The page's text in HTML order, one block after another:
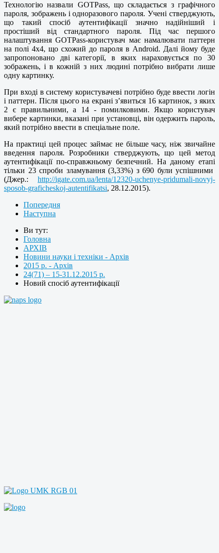
Технологію назвали GOTPass, що складається з графічного
пароля, зображень і одноразового пароля. Учені стверджують,
що такий спосіб аутентифікації значно надійніший і
простіший від стандартного пароля. Під час першого
налаштування GOTPass-користувач має намалювати паттерн
на полі 4х4, що схожий до пароля в Android. Далі йому буде
запропоновано дві категорії, в яких нараховується по 30
зображень, і в кожній з них людині потрібно вибрати лише
одну картинку.
При вході в систему користувачеві потрібно буде ввести логін
і паттерн. Після цього на екрані з’явиться 16 картинок, з яких
2 є правильними, а 14 - помилковими. Якщо користувач
вибере картинки, вказані при установці, він одержить пароль,
який потрібно ввести в спеціальне поле.
На практиці цей процес займає не більше часу, ніж звичайне
введення пароля. Розробники стверджують, що цей метод
аутентифікації по-справжньому безпечний. На даному етапі
тільки 23 спроби зламування (3,33%) з 690 були успішними
(Джер.: http://igate.com.ua/lenta/12320-uchenye-pridumali-novyj-
sposob-graficheskoj-autentifikatsi, 28.12.2015).
Попередня
Наступна
Ви тут:
Головна
АРХІВ
Новини науки і техніки - Архів
2015 р. - Архів
24(71) – 15-31.12.2015 р.
Новий спосіб аутентифікації